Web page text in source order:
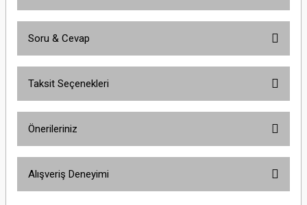
Soru & Cevap
Taksit Seçenekleri
Önerileriniz
yetersiz gördüğünüz noktaları öneri formunu kullanarak tarafımıza
Alışveriş Deneyimi